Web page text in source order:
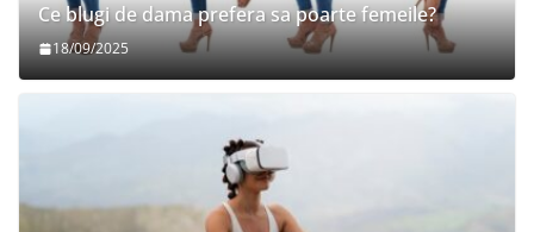
Ce blugi de dama prefera sa poarte femeile?
18/09/2025